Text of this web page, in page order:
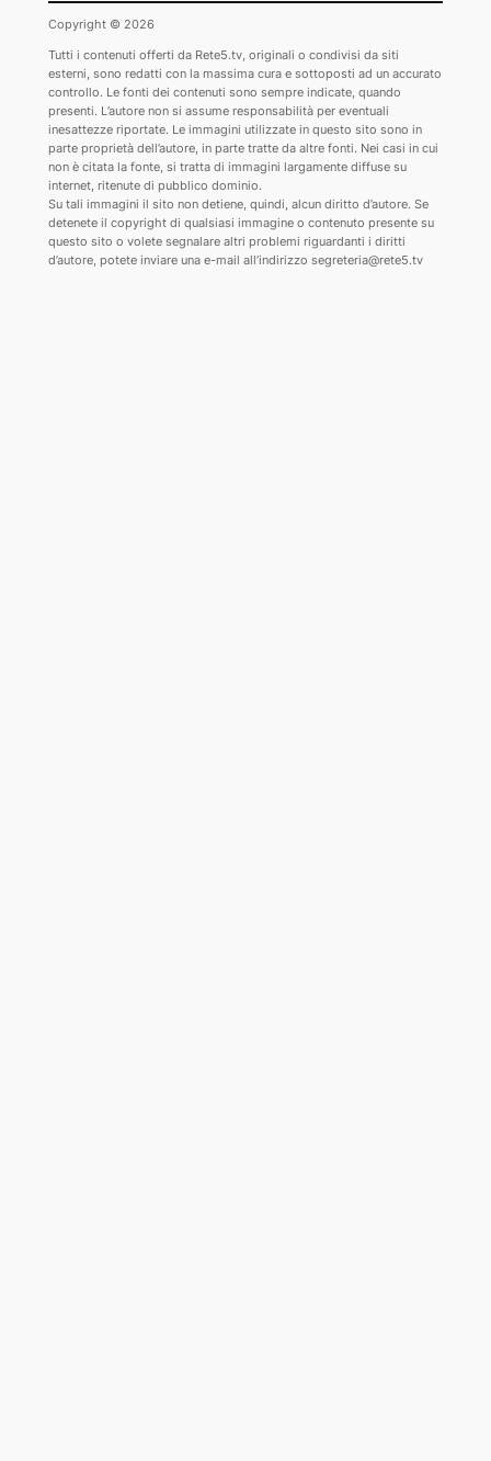
Copyright © 2026
Tutti i contenuti offerti da Rete5.tv, originali o condivisi da siti
esterni, sono redatti con la massima cura e sottoposti ad un accurato
controllo. Le fonti dei contenuti sono sempre indicate, quando
presenti. L’autore non si assume responsabilità per eventuali
inesattezze riportate. Le immagini utilizzate in questo sito sono in
parte proprietà dell’autore, in parte tratte da altre fonti. Nei casi in cui
non è citata la fonte, si tratta di immagini largamente diffuse su
internet, ritenute di pubblico dominio.
Su tali immagini il sito non detiene, quindi, alcun diritto d’autore. Se
detenete il copyright di qualsiasi immagine o contenuto presente su
questo sito o volete segnalare altri problemi riguardanti i diritti
d’autore, potete inviare una e-mail all’indirizzo segreteria@rete5.tv